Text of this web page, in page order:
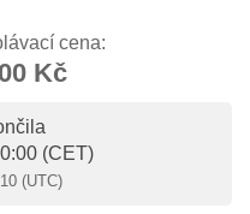
cena:
Kč
(CET)
(UTC)